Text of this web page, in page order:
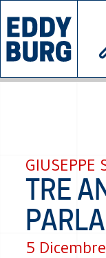
GIUSEPPE
TRE
5